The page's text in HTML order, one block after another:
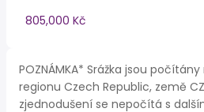
805,000 Kč
POZNÁMKA* Srážka jsou
regionu Czech Republic, země
zjednodušení se nepočítá s